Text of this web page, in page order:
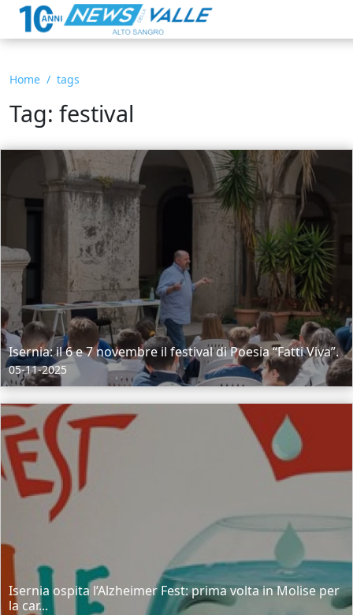
Home tags
Tag: festival
Isernia: il 6 e 7 novembre il festival di Poesia “Fatti Viva”.
05-11-2025
Isernia ospita l’Alzheimer Fest: prima volta in Molise per
la car...